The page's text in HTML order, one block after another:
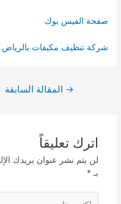
صفحة الفيس بوك
شركة تنظيف مكيفات بالرياض
→ المقالة السابقة
اترك تعليقاً
لن يتم نشر عنوان بريدك
بـ *